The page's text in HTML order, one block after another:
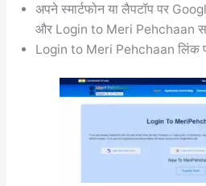
अपने स्मार्टफोन या लैपटॉप पर
और Login to Meri Pehchaan
Login to Meri Pehchaan लिंक